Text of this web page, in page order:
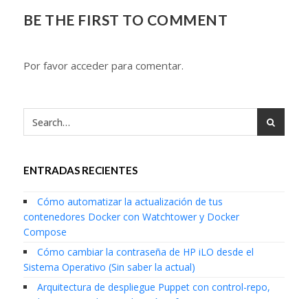
BE THE FIRST TO COMMENT
Por favor acceder para comentar.
ENTRADAS RECIENTES
Cómo automatizar la actualización de tus
contenedores Docker con Watchtower y Docker
Compose
Cómo cambiar la contraseña de HP iLO desde el
Sistema Operativo (Sin saber la actual)
Arquitectura de despliegue Puppet con control-repo,